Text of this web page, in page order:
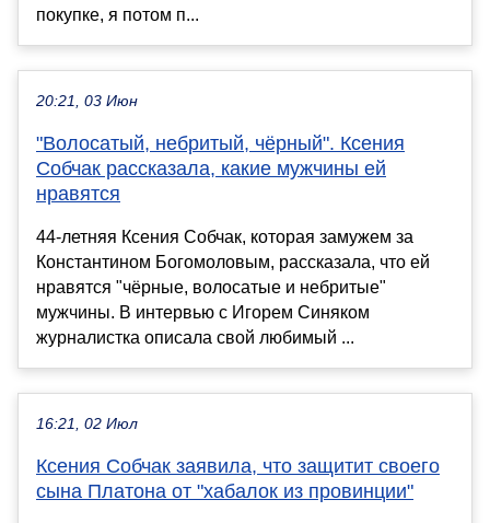
покупке, я потом п...
20:21, 03 Июн
"Волосатый, небритый, чёрный". Ксения
Собчак рассказала, какие мужчины ей
нравятся
44-летняя Ксения Собчак, которая замужем за
Константином Богомоловым, рассказала, что ей
нравятся "чёрные, волосатые и небритые"
мужчины. В интервью с Игорем Синяком
журналистка описала свой любимый ...
16:21, 02 Июл
Ксения Собчак заявила, что защитит своего
сына Платона от "хабалок из провинции"